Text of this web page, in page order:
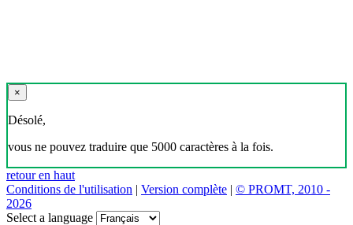
×
Désolé,
vous ne pouvez traduire que 5000 caractères à la fois.
retour en haut
Conditions de l'utilisation | Version complète | © PROMT, 2010 -
2026
Select a language